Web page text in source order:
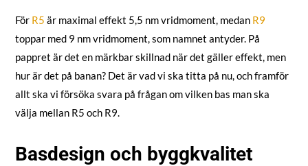
För R5 är maximal effekt 5,5 nm vridmoment, medan R9
toppar med 9 nm vridmoment, som namnet antyder. På
pappret är det en märkbar skillnad när det gäller effekt, men
hur är det på banan? Det är vad vi ska titta på nu, och framför
allt ska vi försöka svara på frågan om vilken bas man ska
välja mellan R5 och R9.
Basdesign och byggkvalitet